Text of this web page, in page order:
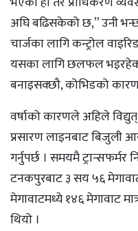
अघि बढिसकेको छ,” उनी
चार्जका लागि कन्ट्रोल
यसका लागि छलफल
बनाइसक्छौ, कोभिडको
वर्षाको कारणले अहिले
प्रसारण लाइनबाट बिजुली
गर्नुपर्छ । समयमै
टनकपुरबाट ३ सय ५६
मेगावाटमध्ये १४६ मेगावाट
थियो ।